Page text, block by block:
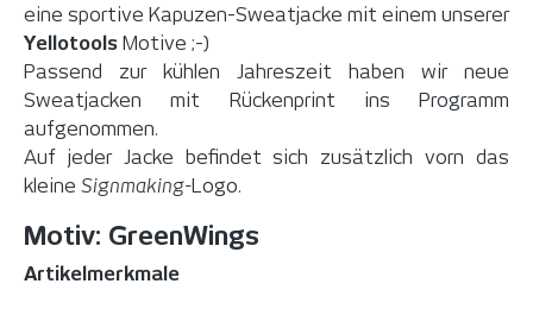
eine sportive Kapuzen-Sweatjacke mit einem unserer
Yellotools Motive ;-)
Passend zur kühlen Jahreszeit haben wir neue
Sweatjacken mit Rückenprint ins Programm
aufgenommen.
Auf jeder Jacke befindet sich zusätzlich vorn das
kleine Signmaking-Logo.
Motiv: GreenWings
Artikelmerkmale